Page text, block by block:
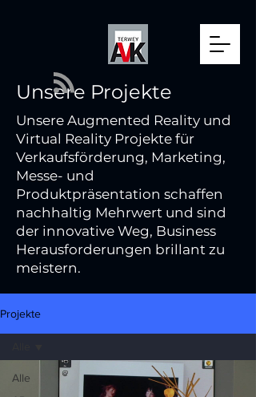
Unsere Projekte
Unsere Augmented Reality und
Virtual Reality Projekte für
Verkaufsförderung, Marketing,
Messe- und
Produktpräsentation schaffen
nachhaltig Mehrwert und sind
der innovative Weg, Business
Herausforderungen brillant zu
meistern.
Projekte
Alle